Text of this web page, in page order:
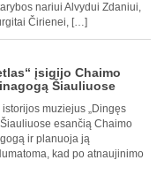
nariui Alvydui Zdaniui,
Čirienei, […]
įsigijo Chaimo
Šiauliuose
muziejus „Dingęs
esančią Chaimo
ir planuoja ją
kad po atnaujinimo